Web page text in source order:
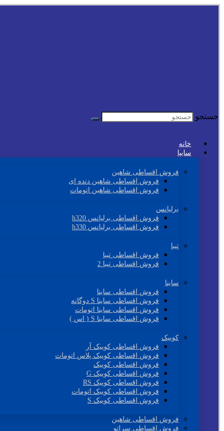
جستجو
خانه
سایپا
فروش اقساطی شاهین
فروش اقساطی شاهین دنده ای
فروش اقساطی شاهین اتومات
برلیانس
فروش اقساطی برلیانس h320
فروش اقساطی برلیانس h330
تیبا
فروش اقساطی تیبا
فروش اقساطی تیبا 2
ساینا
فروش اقساطی ساینا
فروش اقساطی ساینا S دوگانه
فروش اقساطی ساینا اتومات
فروش اقساطی ساینا S ( اس )
کوییک
فروش اقساطی کوییک آر
فروش اقساطی کوییک پلاس اتومات
فروش اقساطی کوییک
فروش اقساطی کوییک G
فروش اقساطی کوییک RS
فروش اقساطی کوییک اتومات
فروش اقساطی کوییک S
فروش اقساطی شاهین
فروش اقساطی سراتو